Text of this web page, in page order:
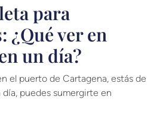
para
¿Qué ver en
un día?
el puerto de Cartagena, estás de
puedes sumergirte en